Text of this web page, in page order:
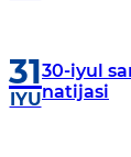
31
IYU
30-iyul
natijasi